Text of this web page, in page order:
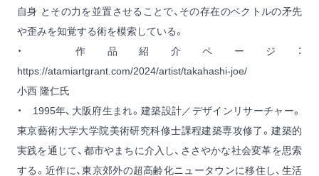
自身 とその力を並置させることで、その存在のベクトルの矛先
や歪みを知覚する術を模索している。
・ 作品紹介ページ：
https://atamiartgrant.com/2024/artist/takahashi-joe/
小西 隆仁氏
・ 1995年、大阪府生まれ。建築設計／デザインリサーチャー。
東京藝術大学大学院美術研究科修士課程建築専攻修了。建築的
実践を通じて、都市やまちに介入し、ささやかな社会変革を思索
する。近作に、東京郊外の超高齢化ニュータウンに移住し、生活